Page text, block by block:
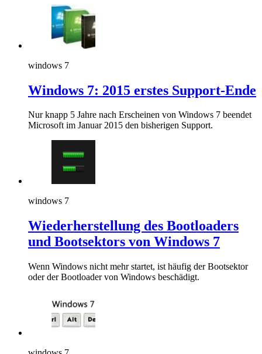
windows 7
Windows 7: 2015 erstes Support-Ende
Nur knapp 5 Jahre nach Erscheinen von Windows 7 beendet
Microsoft im Januar 2015 den bisherigen Support.
windows 7
Wiederherstellung des Bootloaders
und Bootsektors von Windows 7
Wenn Windows nicht mehr startet, ist häufig der Bootsektor
oder der Bootloader von Windows beschädigt.